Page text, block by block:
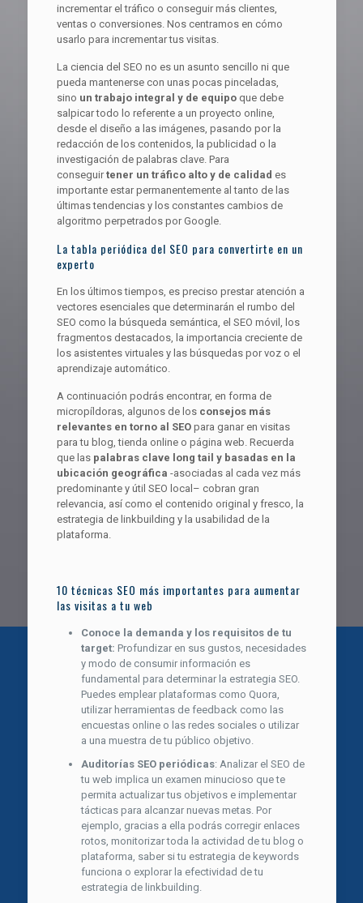
incrementar el tráfico o conseguir más clientes,
ventas o conversiones. Nos centramos en cómo
usarlo para incrementar tus visitas.
La ciencia del SEO no es un asunto sencillo ni que
pueda mantenerse con unas pocas pinceladas,
sino un trabajo integral y de equipoque debe
salpicar todo lo referente a un proyecto online,
desde el diseño a las imágenes, pasando por la
redacción de los contenidos, la publicidad o la
investigación de palabras clave. Para
conseguirtener un tráfico alto y de calidad es
importante estar permanentemente al tanto de las
últimas tendencias y los constantes cambios de
algoritmo perpetrados por Google.
La tabla periódica del SEO para convertirte en un
experto
En los últimos tiempos, es preciso prestar atención a
vectores esenciales que determinarán el rumbo del
SEO como la búsqueda semántica, el SEO móvil, los
fragmentos destacados, la importancia creciente de
los asistentes virtuales y las búsquedas por voz o el
aprendizaje automático.
A continuación podrás encontrar, en forma de
micropíldoras, algunos de los consejos más
relevantes en torno al SEOpara ganar en visitas
para tu blog, tienda online o página web. Recuerda
que las palabras clave long tail y basadas en la
ubicación geográfica -asociadas al cada vez más
predominante y útil SEO local– cobran gran
relevancia, así como el contenido original y fresco, la
estrategia de linkbuilding y la usabilidad de la
plataforma.
10 técnicas SEO más importantes para aumentar
las visitas a tu web
Conoce la demanda y los requisitos de tu
target: Profundizar en sus gustos, necesidades
y modo de consumir información es
fundamental para determinar la estrategia SEO.
Puedes emplear plataformas como Quora,
utilizar herramientas de feedback como las
encuestas online o las redes sociales o utilizar
a una muestra de tu público objetivo.
Auditorías SEO periódicas: Analizar el SEO de
tu web implica un examen minucioso que te
permita actualizar tus objetivos e implementar
tácticas para alcanzar nuevas metas. Por
ejemplo, gracias a ella podrás corregir enlaces
rotos, monitorizar toda la actividad de tu blog o
plataforma, saber si tu estrategia de keywords
funciona o explorar la efectividad de tu
estrategia de linkbuilding.